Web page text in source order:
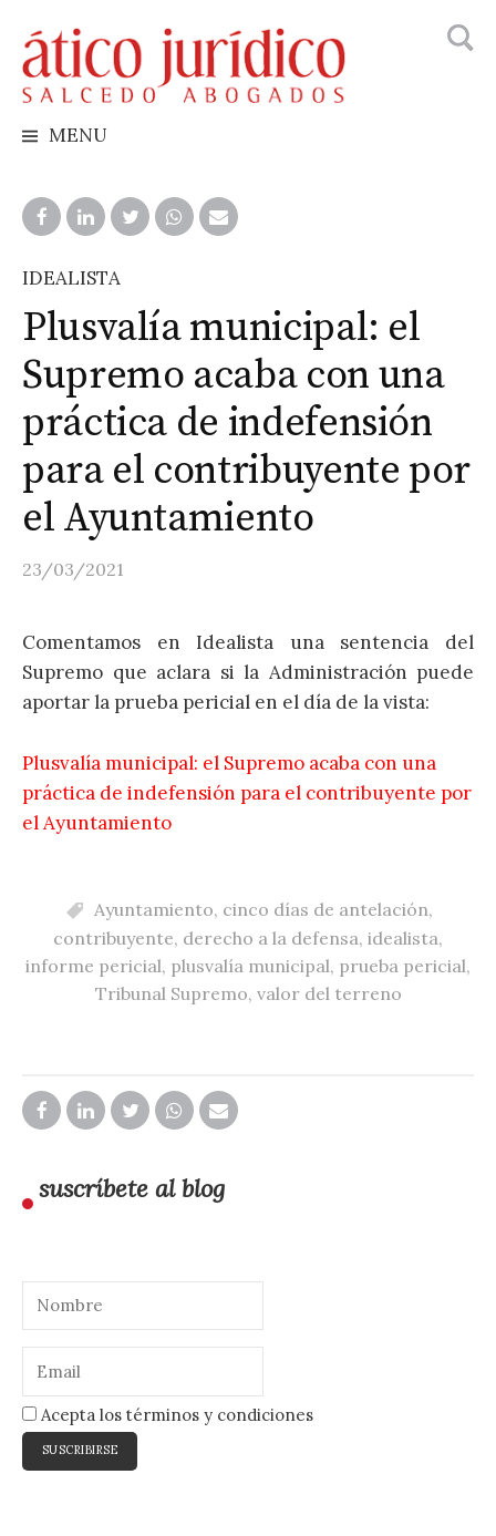
to
content
MENU
IDEALISTA
Plusvalía municipal: el
Supremo acaba con una
práctica de indefensión
para el contribuyente por
el Ayuntamiento
23/03/2021
Comentamos en Idealista una sentencia del
Supremo que aclara si la Administración puede
aportar la prueba pericial en el día de la vista:
Plusvalía municipal: el Supremo acaba con una
práctica de indefensión para el contribuyente por
el Ayuntamiento
Ayuntamiento, cinco días de antelación,
contribuyente, derecho a la defensa, idealista,
informe pericial, plusvalía municipal, prueba pericial,
Tribunal Supremo, valor del terreno
suscríbete al blog
Acepta los términos y condiciones